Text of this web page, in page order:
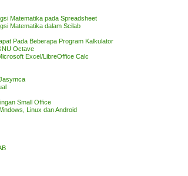
Matematika pada Spreadsheet
Matematika dalam Scilab
Pada Beberapa Program Kalkulator
Octave
Excel/LibreOffice Calc
Small Office
Linux dan Android